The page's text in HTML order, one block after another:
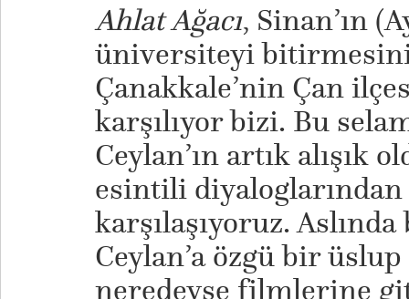
Ahlat Ağacı, Sinan’ın
üniversiteyi
Çanakkale’nin Çan
karşılıyor bizi. Bu
Ceylan’ın artık alışık
esintili
karşılaşıyoruz.
Ceylan’a özgü bir
neredeyse filmlerine